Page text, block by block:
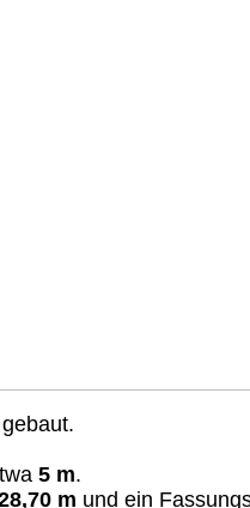
gebaut.
5 m.
m und ein